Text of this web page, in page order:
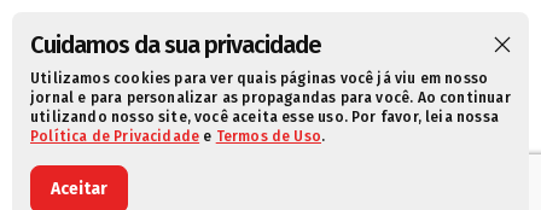
Cuidamos da sua privacidade
Utilizamos cookies para ver quais páginas você já viu em nosso
jornal e para personalizar as propagandas para você. Ao continuar
utilizando nosso site, você aceita esse uso. Por favor, leia nossa
Política de Privacidade e Termos de Uso.
Aceitar
SOBRE NÓSCONTATOPOLÍTICA DE PRIVACIDADE
TERMOS DE USO
© 2021 Diário da Redação. Todos os direitos reservados.